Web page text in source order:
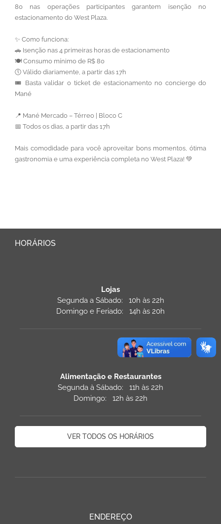
80 nas operações participantes garantem isenção no
estacionamento do West Plaza.
✨ Como funciona:
🚗 Isenção nas 4 primeiras horas de estacionamento
🍽️ Consumo mínimo de R$ 80
🕔 Válido diariamente, a partir das 17h
🎟️ Basta validar o ticket de estacionamento no concierge do
Mané
📍 Mané Mercado – Térreo | Bloco C
📅 Todos os dias, a partir das 17h
Mais comodidade para você aproveitar bons momentos, ótima
gastronomia e uma experiência completa no West Plaza! 💚
HORÁRIOS
Lojas
Segunda a Sábado: 10h às 22h
Domingo e Feriado: 14h às 20h
Alimentação e Restaurantes
Segunda à Sábado: 11h às 22h
Domingo: 12h às 22h
VER TODOS OS HORÁRIOS
ENDEREÇO